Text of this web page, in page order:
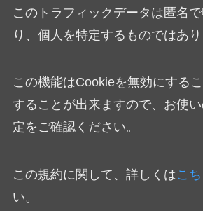
このトラフィックデータは匿名
り、個人を特定するものではあり
この機能はCookieを無効にする
することが出来ますので、お使
定をご確認ください。
この規約に関して、詳しくはこ
い。